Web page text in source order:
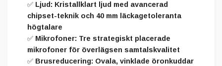
✅ Ljud : Kristallklart ljud med avancerad
chipset-teknik och 40 mm läckagetoleranta
högtalare
✅ Mikrofoner: Tre strategiskt placerade
mikrofoner för överlägsen samtalskvalitet
✅ Brusreducering: Ovala, vinklade öronkuddar